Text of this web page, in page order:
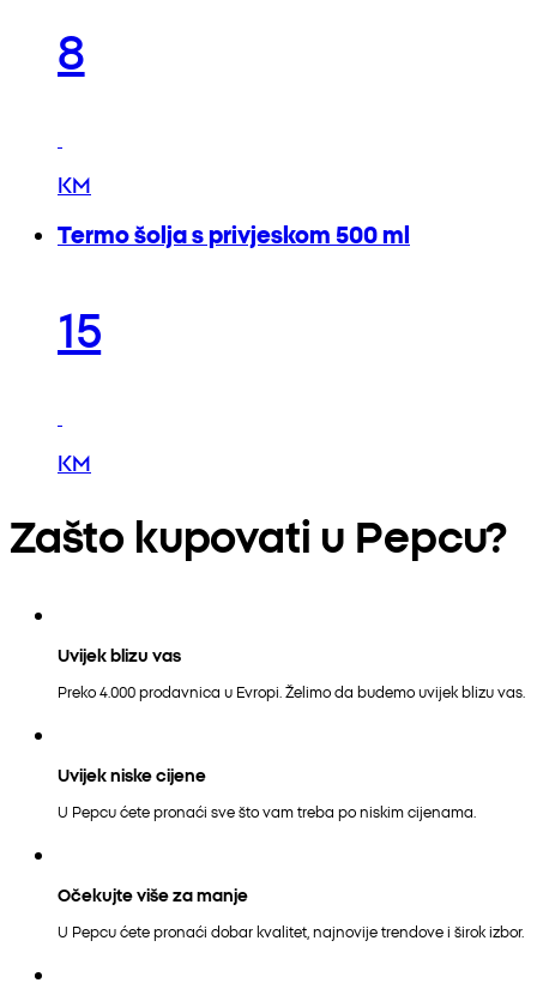
8
KM
Termo šolja s privjeskom 500 ml
15
KM
Zašto kupovati u Pepcu?
Uvijek blizu vas
Preko 4.000 prodavnica u Evropi. Želimo da budemo uvijek blizu vas.
Uvijek niske cijene
U Pepcu ćete pronaći sve što vam treba po niskim cijenama.
Očekujte više za manje
U Pepcu ćete pronaći dobar kvalitet, najnovije trendove i širok izbor.